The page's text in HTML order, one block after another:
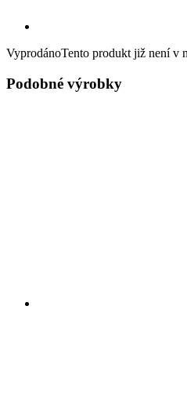
VyprodánoTento produkt již není v
Podobné výrobky